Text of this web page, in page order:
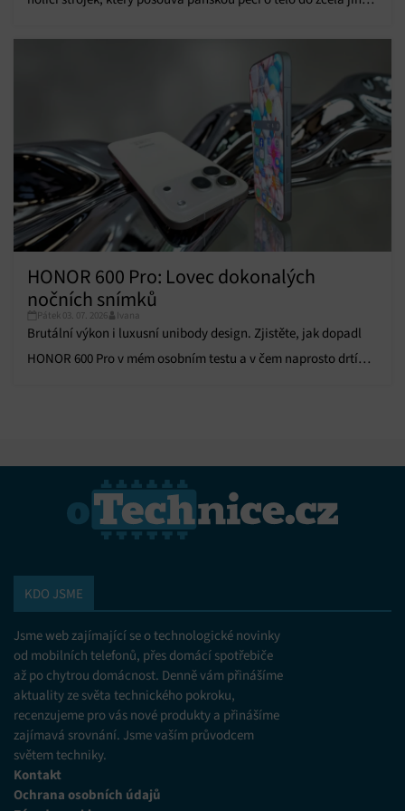
informací.
podvodů a odstraňování chyb, Poskytování a
zobrazování reklamy a obsahu, Ukládání a sdělování
HONOR 600 Pro: Lovec dokonalých
nočních snímků
Pátek 03. 07. 2026 Ivana
Brutální výkon i luxusní unibody design. Zjistěte, jak dopadl
HONOR 600 Pro v mém osobním testu a v čem naprosto drtí
KDO JSME
Jsme web zajímající se o technologické novinky
od mobilních telefonů, přes domácí spotřebiče
až po chytrou domácnost. Denně vám přinášíme
aktuality ze světa technického pokroku,
recenzujeme pro vás nové produkty a přinášíme
zajímavá srovnání. Jsme vaším průvodcem
světem techniky.
Kontakt
Ochrana osobních údajů